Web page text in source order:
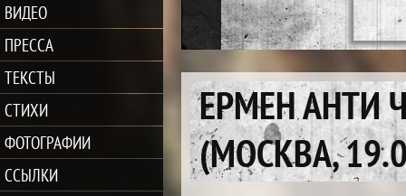
ВИДЕО
ПРЕССА
ТЕКСТЫ
СТИХИ
ФОТОГРАФИИ
ССЫЛКИ
ЕРМЕН АНТИ
(МОСКВА,